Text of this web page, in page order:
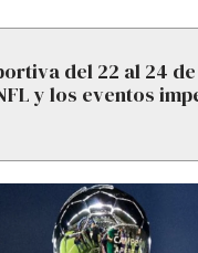
del 22 al 24
y los eventos